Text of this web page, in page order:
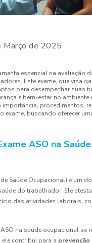
Março de 2025
essencial na avaliação
Este exame, que visa
para desempenhar suas
e bem-estar no ambiente
procedimentos,
exame, buscando oferecer
ASO na Saúde
Saúde Ocupacional) é um
do trabalhador. Ele
das atividades laborais,
na saúde ocupacional se
ele contribui para a prevenção